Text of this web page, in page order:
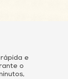
e
o